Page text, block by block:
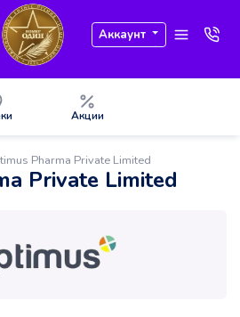
Аккаунт
Акции
Pharma Private Limited
Private Limited